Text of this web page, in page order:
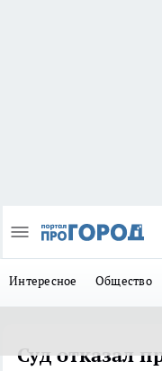
Интересное Общество
Суд отказал